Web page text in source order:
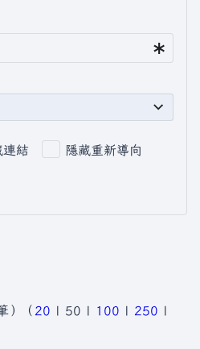
連結 隱藏重新導向
）（ 20 | 50 | 100 | 250 |